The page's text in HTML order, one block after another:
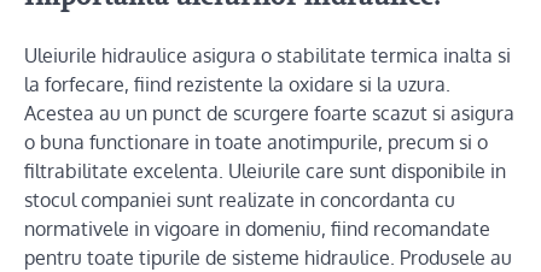
Uleiurile hidraulice asigura o stabilitate termica inalta si
la forfecare, fiind rezistente la oxidare si la uzura.
Acestea au un punct de scurgere foarte scazut si asigura
o buna functionare in toate anotimpurile, precum si o
filtrabilitate excelenta. Uleiurile care sunt disponibile in
stocul companiei sunt realizate in concordanta cu
normativele in vigoare in domeniu, fiind recomandate
pentru toate tipurile de sisteme hidraulice. Produsele au